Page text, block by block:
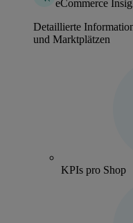
eCommerce
Detaillierte
und Marktplätzen
KPIs pro Shop